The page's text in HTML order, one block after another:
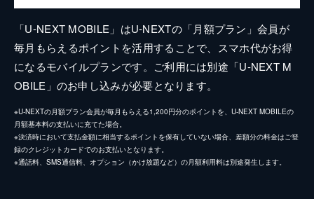
「U-NEXT MOBILE」はU-NEXTの「月額プラン」会員が
毎月もらえるポイントを活用することで、スマホ代がお得
になるモバイルプランです。ご利用には別途「U-NEXT M
OBILE」のお申し込みが必要となります。
※U-NEXTの月額プラン会員が毎月もらえる1,200円分のポイントを、U-NEXT MOBILEの
月額基本料の支払いに充てた場合。
※決済時において支払金額に相当するポイントを保有していない場合、差額分の料金はご登
録のクレジットカードでのお支払いとなります。
※通話料、SMS通信料、オプション（かけ放題など）の月額利用料は別途発生します。